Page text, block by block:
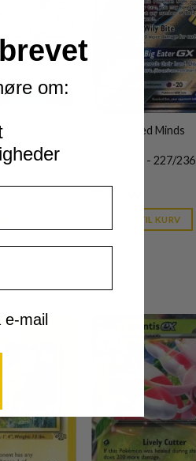
S&M Unified Minds
Mawile GX - 227/236
is:
kr. 39,95.
TILFØJ TIL KURV
om:
mail